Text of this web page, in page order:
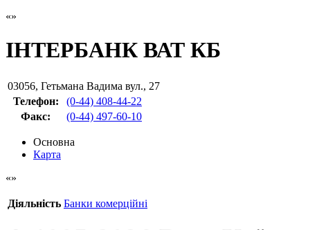
ІНТЕРБАНК ВАТ КБ
03056, Гетьмана Вадима вул., 27
Телефон:
(0-44) 408-44-22
Факс: (0-44) 497-60-10
Основна
Карта
Діяльність Банки комерційні